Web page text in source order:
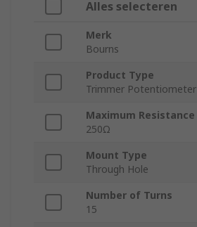
Alles selecteren
Merk
Bourns
Product Type
Trimmer Potentiometer
Maximum Resistance
250Ω
Mount Type
Through Hole
Number of Turns
15